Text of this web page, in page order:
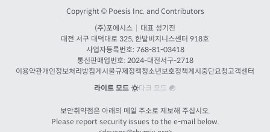
Copyright © Poesis Inc. and Contributors
(주)포에시스
대표 성기진
대전 서구 대덕대로 325, 한밭비지니스센터 918호
사업자등록번호: 768-81-03418
통신판매업번호: 2024-대전서구-2718
이용약관개인정보처리방침게시물규제정책청소년보호정책게시중단요청고객센터
라이트 모드
다크 모드
보안취약점은 아래의 메일 주소로 제보해 주십시오.
Please report security issues to the e-mail below.